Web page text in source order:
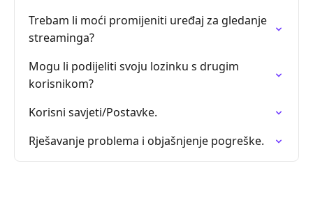
Trebam li moći promijeniti uređaj za gledanje
streaminga?
Mogu li podijeliti svoju lozinku s drugim
korisnikom?
Korisni savjeti/Postavke.
Rješavanje problema i objašnjenje pogreške.